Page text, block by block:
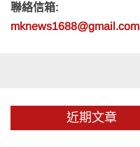
聯絡信箱:
mknews1688@gmail.com
近期文章